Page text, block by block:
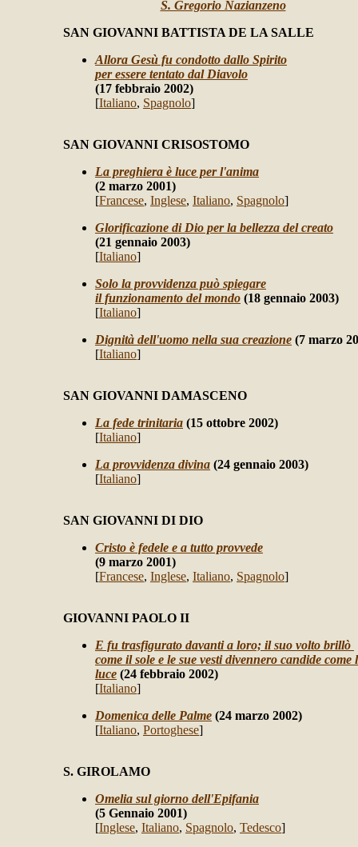
S. Gregorio Nazianzeno
SAN GIOVANNI BATTISTA DE LA SALLE
Allora Gesù fu condotto dallo Spirito
per essere tentato dal Diavolo
(17 febbraio 2002)
[Italiano, Spagnolo]
SAN GIOVANNI CRISOSTOMO
La preghiera è luce per l'anima
(2 marzo 2001)
[Francese, Inglese, Italiano, Spagnolo]
Glorificazione di Dio per la bellezza del creato
(21 gennaio 2003)
[Italiano]
Solo la provvidenza può spiegare
il funzionamento del mondo (18 gennaio 2003)
[Italiano]
Dignità dell'uomo nella sua creazione (7 marzo
[Italiano]
SAN GIOVANNI DAMASCENO
La fede trinitaria (15 ottobre 2002)
[Italiano]
La provvidenza divina (24 gennaio 2003)
[Italiano]
SAN GIOVANNI DI DIO
Cristo è fedele e a tutto provvede
(9 marzo 2001)
[Francese, Inglese, Italiano, Spagnolo]
GIOVANNI PAOLO II
E fu trasfigurato davanti a loro; il suo volto brillò
come il sole e le sue vesti divennero candide come
luce (24 febbraio 2002)
[Italiano]
Domenica delle Palme (24 marzo 2002)
[Italiano, Portoghese]
S. GIROLAMO
Omelia sul giorno dell'Epifania
(5 Gennaio 2001)
[Inglese, Italiano, Spagnolo, Tedesco]